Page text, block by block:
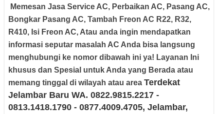
Memesan Jasa Service AC, Perbaikan AC, Pasang AC,
Bongkar Pasang AC, Tambah Freon AC R22, R32,
R410, Isi Freon AC, Atau anda ingin mendapatkan
informasi seputar masalah AC Anda bisa langsung
menghubungi ke nomor dibawah ini ya! Layanan Ini
khusus dan Spesial untuk Anda yang Berada atau
memang tinggal di wilayah atau area Terdekat
Jelambar Baru WA. 0822.9815.2217 -
0813.1418.1790 - 0877.4009.4705, Jelambar,